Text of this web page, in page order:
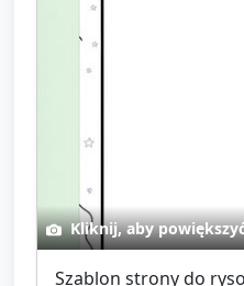
Kliknij, aby
Szablon strony do